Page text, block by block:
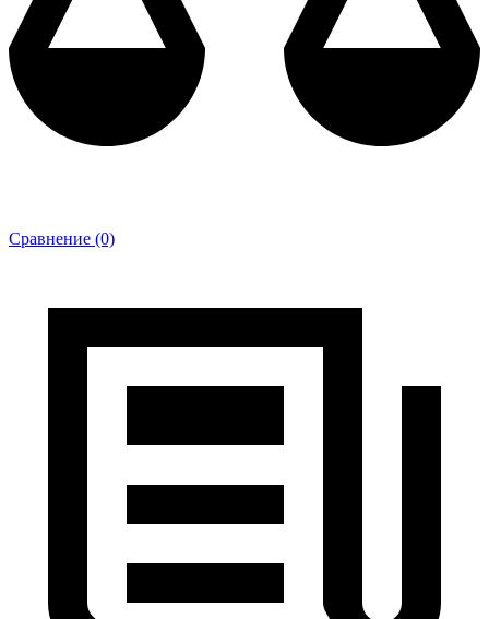
Сравнение (0)